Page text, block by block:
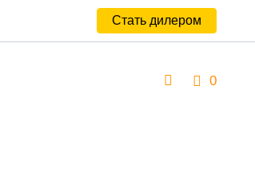
Стать дилером
0